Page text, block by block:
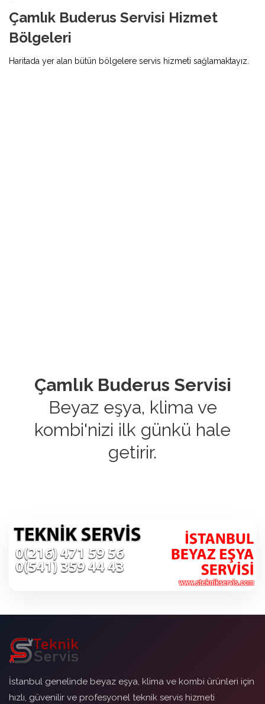
Çamlık Buderus Servisi Hizmet
Bölgeleri
Haritada yer alan bütün bölgelere servis hizmeti sağlamaktayız.
Çamlık Buderus Servisi
Beyaz eşya, klima ve
kombi'nizi ilk günkü hale
getirir.
İstanbul genelinde beyaz eşya, klima ve kombi ürünleri için
hızlı, güvenilir ve profesyonel teknik servis hizmeti